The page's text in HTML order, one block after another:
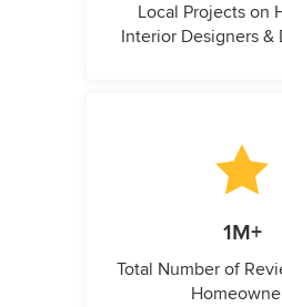
Local Projects on
Interior Designers &
1M+
Total Number of